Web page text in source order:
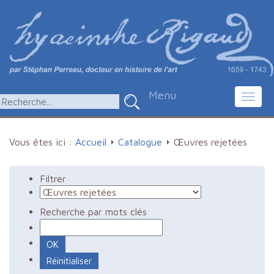
Menu
Vous êtes ici : Accueil Catalogue Œuvres rejetées
Filtrer
Recherche par mots clés